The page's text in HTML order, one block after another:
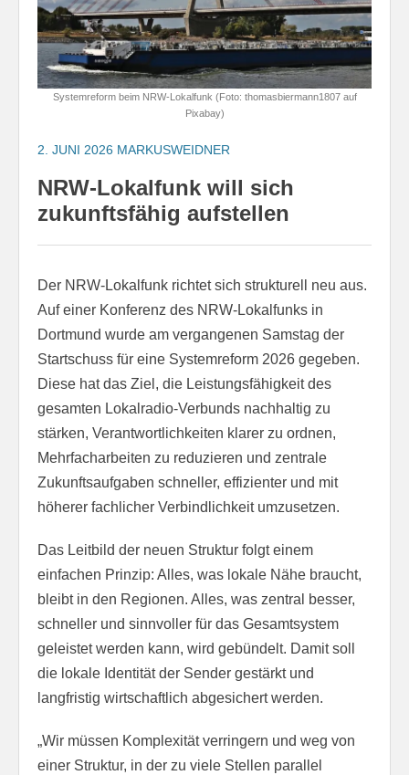
Systemreform beim NRW-Lokalfunk (Foto: thomasbiermann1807 auf
Pixabay)
2. JUNI 2026 MARKUSWEIDNER
NRW-Lokalfunk will sich
zukunftsfähig aufstellen
Der NRW-Lokalfunk richtet sich strukturell neu aus.
Auf einer Konferenz des NRW-Lokalfunks in
Dortmund wurde am vergangenen Samstag der
Startschuss für eine Systemreform 2026 gegeben.
Diese hat das Ziel, die Leistungsfähigkeit des
gesamten Lokalradio-Verbunds nachhaltig zu
stärken, Verantwortlichkeiten klarer zu ordnen,
Mehrfacharbeiten zu reduzieren und zentrale
Zukunftsaufgaben schneller, effizienter und mit
höherer fachlicher Verbindlichkeit umzusetzen.
Das Leitbild der neuen Struktur folgt einem
einfachen Prinzip: Alles, was lokale Nähe braucht,
bleibt in den Regionen. Alles, was zentral besser,
schneller und sinnvoller für das Gesamtsystem
geleistet werden kann, wird gebündelt. Damit soll
die lokale Identität der Sender gestärkt und
langfristig wirtschaftlich abgesichert werden.
„Wir müssen Komplexität verringern und weg von
einer Struktur, in der zu viele Stellen parallel